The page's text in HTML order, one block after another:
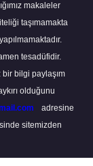
makaleler
taşımamakta
tesadüfidir.
bilgi paylaşım
olduğunu
adresine
sitemizden